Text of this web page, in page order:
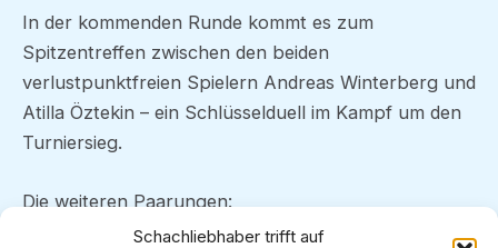
Schachliebhaber trifft auf
In der kommenden Runde kommt es zum
Spitzentreffen zwischen den beiden
verlustpunktfreien Spielern Andreas Winterberg und
Atilla Öztekin – ein Schlüsselduell im Kampf um den
Turniersieg.
Die weiteren Paarungen: